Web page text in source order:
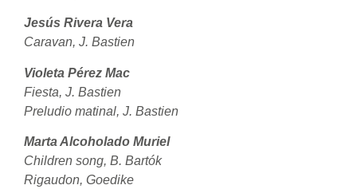
Jesús Rivera Vera
Caravan, J. Bastien
Violeta Pérez Mac
Fiesta, J. Bastien
Preludio matinal, J. Bastien
Marta Alcoholado Muriel
Children song, B. Bartók
Rigaudon, Goedike